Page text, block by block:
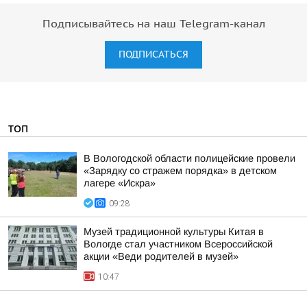
Подписывайтесь на наш Telegram-канал
ПОДПИСАТЬСЯ
ТОП
В Вологодской области полицейские провели
«Зарядку со стражем порядка» в детском
лагере «Искра»
09:28
Музей традиционной культуры Китая в
Вологде стал участником Всероссийской
акции «Веди родителей в музей»
10:47